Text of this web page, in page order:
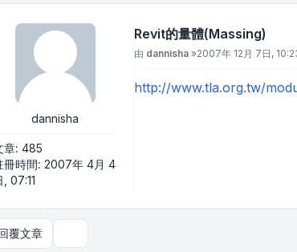
dannisha
章: 485
冊時間: 2007年 4月 4
, 07:11
Revit的量體(Massing)
文章
由 dannisha »2007年 12月 7日,
http://www.tla.org.tw/
覆文章